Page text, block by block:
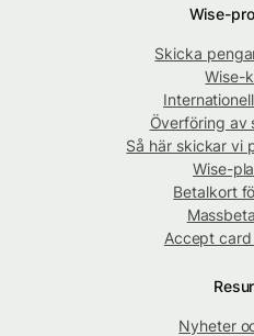
Wise-
Skicka
Wise-
Överföring av
Så här skickar vi
Wise-
Betalkort
Accept
Nyheter